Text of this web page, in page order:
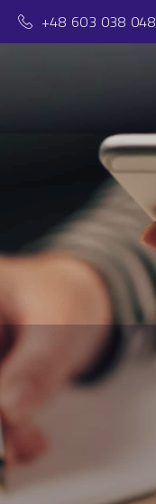
+48 603 038 048